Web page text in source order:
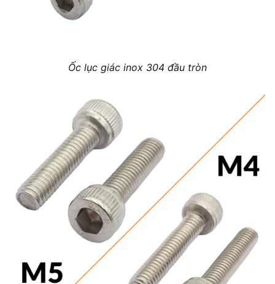
Ốc lục giác inox 304 đầu tròn